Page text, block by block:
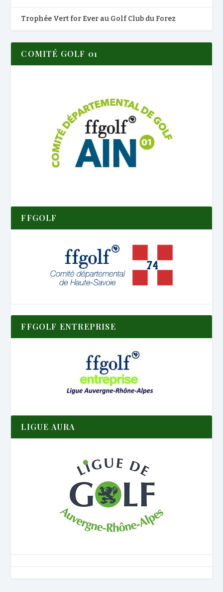
Trophée Vert for Ever au Golf Club du Forez
COMITÉ GOLF 01
FFGOLF
FFGOLF ENTREPRISE
LIGUE AURA